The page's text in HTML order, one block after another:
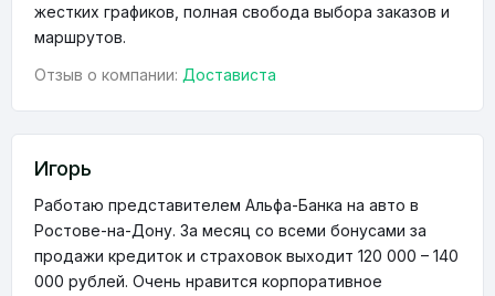
жестких графиков, полная свобода выбора заказов и
маршрутов.
Отзыв о компании: Достависта
Игорь
Работаю представителем Альфа-Банка на авто в
Ростове-на-Дону. За месяц со всеми бонусами за
продажи кредиток и страховок выходит 120 000 – 140
000 рублей. Очень нравится корпоративное